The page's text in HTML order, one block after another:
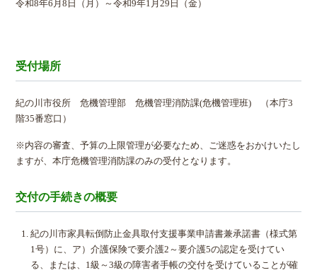
令和8年6月8日（月）～令和9年1月29日（金）
受付場所
紀の川市役所 危機管理部 危機管理消防課(危機管理班) （本庁3
階35番窓口）
※内容の審査、予算の上限管理が必要なため、ご迷惑をおかけいたし
ますが、本庁危機管理消防課のみの受付となります。
交付の手続きの概要
紀の川市家具転倒防止金具取付支援事業申請書兼承諾書（様式第
1号）に、ア）介護保険で要介護2～要介護5の認定を受けてい
る、または、1級～3級の障害者手帳の交付を受けていることが確